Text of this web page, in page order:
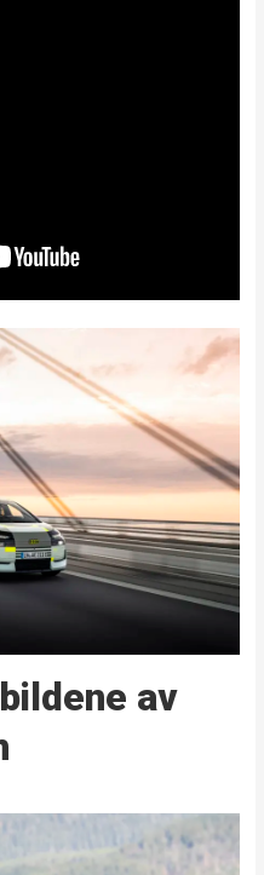
av